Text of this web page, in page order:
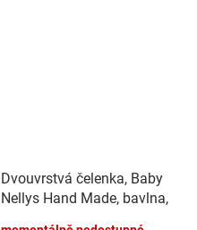
Dvouvrstvá čelenka, Baby
Nellys Hand Made, bavlna,